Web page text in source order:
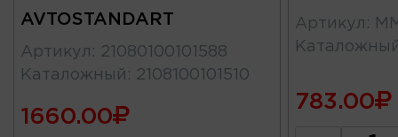
AVTOSTANDART
Артикул : 21080100101588
Каталожный : 2108100101510
1660.00
Артикул :
783.00